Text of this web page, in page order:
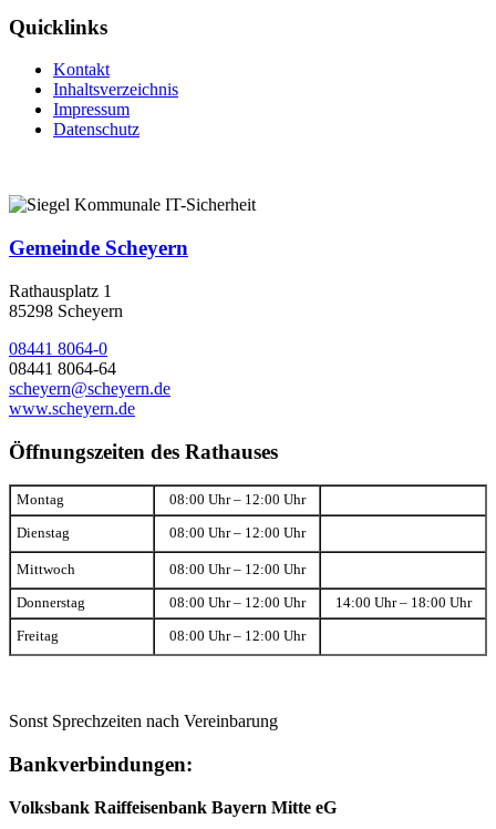
Quicklinks
Kontakt
Inhaltsverzeichnis
Impressum
Datenschutz
Gemeinde Scheyern
Rathausplatz 1
85298 Scheyern
08441 8064-0
08441 8064-64
scheyern@scheyern.de
www.scheyern.de
Öffnungszeiten des Rathauses
Montag 08:00 Uhr – 12:00 Uhr
Dienstag 08:00 Uhr – 12:00 Uhr
Mittwoch 08:00 Uhr – 12:00 Uhr
Donnerstag 08:00 Uhr – 12:00 Uhr 14:00 Uhr – 18:00 Uhr
Freitag 08:00 Uhr – 12:00 Uhr
Sonst Sprechzeiten nach Vereinbarung
Bankverbindungen:
Volksbank Raiffeisenbank Bayern Mitte eG